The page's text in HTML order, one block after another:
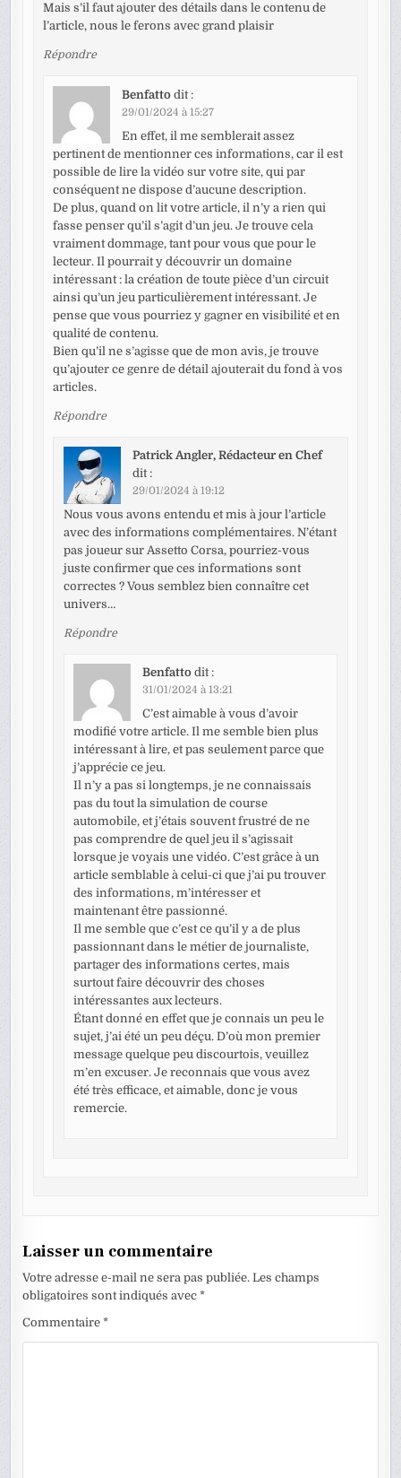
Mais s’il faut ajouter des détails dans le contenu de
l’article, nous le ferons avec grand plaisir
Répondre
Benfatto dit :
29/01/2024 à 15:27
En effet, il me semblerait assez
pertinent de mentionner ces informations, car il est
possible de lire la vidéo sur votre site, qui par
conséquent ne dispose d’aucune description.
De plus, quand on lit votre article, il n’y a rien qui
fasse penser qu’il s’agit d’un jeu. Je trouve cela
vraiment dommage, tant pour vous que pour le
lecteur. Il pourrait y découvrir un domaine
intéressant : la création de toute pièce d’un circuit
ainsi qu’un jeu particulièrement intéressant. Je
pense que vous pourriez y gagner en visibilité et en
qualité de contenu.
Bien qu’il ne s’agisse que de mon avis, je trouve
qu’ajouter ce genre de détail ajouterait du fond à vos
articles.
Répondre
Patrick Angler, Rédacteur en Chef
dit :
29/01/2024 à 19:12
Nous vous avons entendu et mis à jour l’article
avec des informations complémentaires. N’étant
pas joueur sur Assetto Corsa, pourriez-vous
juste confirmer que ces informations sont
correctes ? Vous semblez bien connaître cet
univers…
Répondre
Benfatto dit :
31/01/2024 à 13:21
C’est aimable à vous d’avoir
modifié votre article. Il me semble bien plus
intéressant à lire, et pas seulement parce que
j’apprécie ce jeu.
Il n’y a pas si longtemps, je ne connaissais
pas du tout la simulation de course
automobile, et j’étais souvent frustré de ne
pas comprendre de quel jeu il s’agissait
lorsque je voyais une vidéo. C’est grâce à un
article semblable à celui-ci que j’ai pu trouver
des informations, m’intéresser et
maintenant être passionné.
Il me semble que c’est ce qu’il y a de plus
passionnant dans le métier de journaliste,
partager des informations certes, mais
surtout faire découvrir des choses
intéressantes aux lecteurs.
Étant donné en effet que je connais un peu le
sujet, j’ai été un peu déçu. D’où mon premier
message quelque peu discourtois, veuillez
m’en excuser. Je reconnais que vous avez
été très efficace, et aimable, donc je vous
remercie.
Laisser un commentaire
Votre adresse e-mail ne sera pas publiée. Les champs
obligatoires sont indiqués avec*
Commentaire*